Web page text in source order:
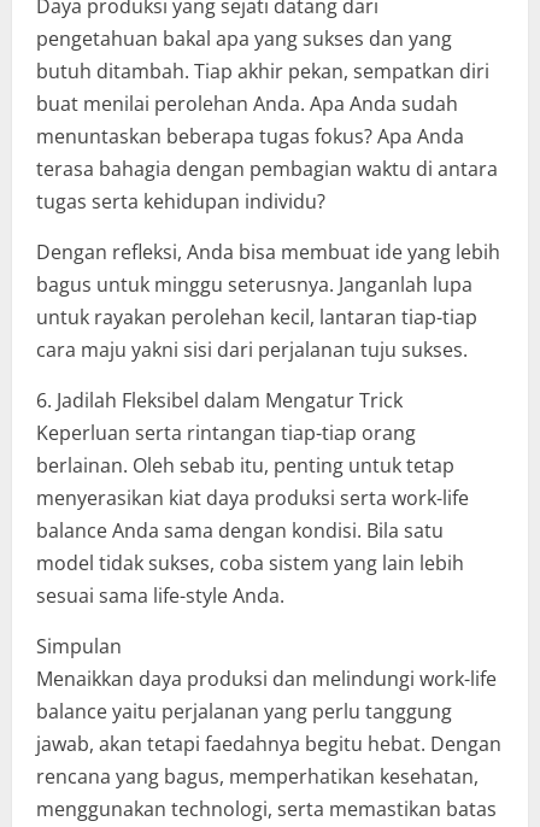
Daya produksi yang sejati datang dari
pengetahuan bakal apa yang sukses dan yang
butuh ditambah. Tiap akhir pekan, sempatkan diri
buat menilai perolehan Anda. Apa Anda sudah
menuntaskan beberapa tugas fokus? Apa Anda
terasa bahagia dengan pembagian waktu di antara
tugas serta kehidupan individu?
Dengan refleksi, Anda bisa membuat ide yang lebih
bagus untuk minggu seterusnya. Janganlah lupa
untuk rayakan perolehan kecil, lantaran tiap-tiap
cara maju yakni sisi dari perjalanan tuju sukses.
6. Jadilah Fleksibel dalam Mengatur Trick
Keperluan serta rintangan tiap-tiap orang
berlainan. Oleh sebab itu, penting untuk tetap
menyerasikan kiat daya produksi serta work-life
balance Anda sama dengan kondisi. Bila satu
model tidak sukses, coba sistem yang lain lebih
sesuai sama life-style Anda.
Simpulan
Menaikkan daya produksi dan melindungi work-life
balance yaitu perjalanan yang perlu tanggung
jawab, akan tetapi faedahnya begitu hebat. Dengan
rencana yang bagus, memperhatikan kesehatan,
menggunakan technologi, serta memastikan batas